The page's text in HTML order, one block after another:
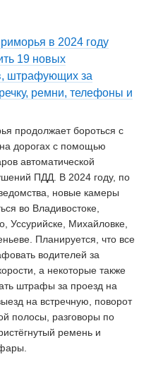
в 2024 году
19 новых
штрафующих за
ремни, телефоны и
продолжает бороться с
дорогах с помощью
автоматической
ПДД. В 2024 году, по
новые камеры
во Владивостоке,
Уссурийске, Михайловке,
Планируется, что все
водителей за
а некоторые также
штрафы за проезд на
на встречную, поворот
полосы, разговоры по
ремень и